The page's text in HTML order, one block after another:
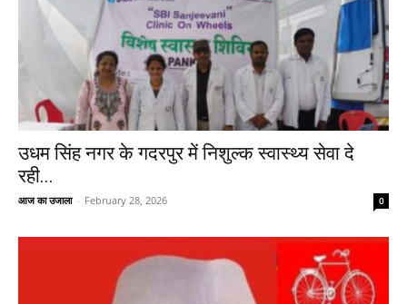
उधम सिंह नगर के गदरपुर में निशुल्क स्वास्थ्य सेवा दे
रही...
आज का उजाला - February 28, 2026 0